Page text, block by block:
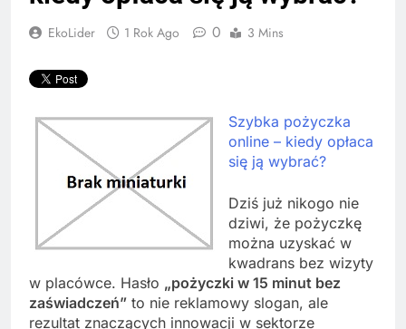
EkoLider 1 Rok Ago 0 3 Mins
Szybka pożyczka
online – kiedy opłaca
się ją wybrać?
Dziś już nikogo nie
dziwi, że pożyczkę
można uzyskać w
kwadrans bez wizyty
w placówce. Hasło „pożyczki w 15 minut bez
zaświadczeń” to nie reklamowy slogan, ale
rezultat znaczących innowacji w sektorze